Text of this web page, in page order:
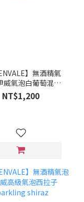
】無酒精氣
威氣泡白葡萄混釀
2入組 Vegan
NT$1,200